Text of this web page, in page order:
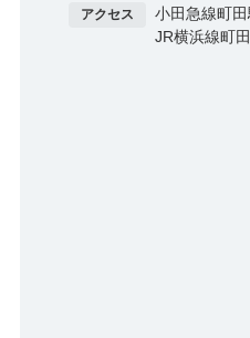
アクセス
小田急線町
JR横浜線町